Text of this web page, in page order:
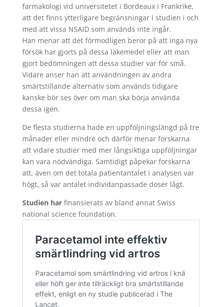
farmakologi vid universitetet i Bordeaux i Frankrike,
att det finns ytterligare begränsningar i studien i och
med att vissa NSAID som används inte ingår.
Han menar att det förmodligen beror på att inga nya
försök har gjorts på dessa läkemedel eller att man
gjort bedömningen att dessa studier var för små.
Vidare anser han att användningen av andra
smärtstillande alternativ som används tidigare
kanske bör ses över om man ska börja använda
dessa igen.
De flesta studierna hade en uppföljningslängd på tre
månader eller mindre och därför menar forskarna
att vidare studier med mer långsiktiga uppföljningar
kan vara nödvändiga. Samtidigt påpekar forskarna
att, även om det totala patientantalet i analysen var
högt, så var antalet individanpassade doser lågt.
Studien har finansierats av bland annat Swiss
national science foundation.